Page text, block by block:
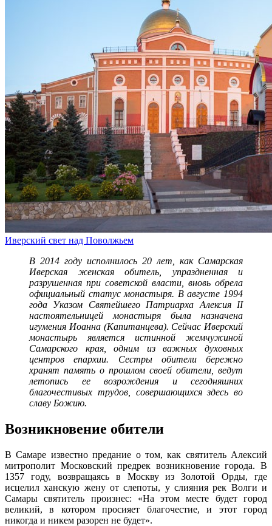
Иверский свет над Поволжьем
В 2014 году исполнилось 20 лет, как Самарская
Иверская женская обитель, упраздненная и
разрушенная при советской власти, вновь обрела
официальный статус монастыря. В августе 1994
года Указом Святейшего Патриарха Алексия II
настоятельницей монастыря была назначена
игумения Иоанна (Капитанцева). Сейчас Иверский
монастырь является истинной жемчужиной
Самарского края, одним из важных духовных
центров епархии. Сестры обители бережно
хранят память о прошлом своей обители, ведут
летопись ее возрождения и сегодняшних
благочестивых трудов, совершающихся здесь во
славу Божию.
Возникновение обители
В Самаре известно предание о том, как святитель Алексий
митрополит Московский предрек возникновение города. В
1357 году, возвращаясь в Москву из Золотой Орды, где
исцелил ханскую жену от слепоты, у слияния рек Волги и
Самары святитель произнес: «На этом месте будет город
великий, в котором просияет благочестие, и этот город
никогда и никем разорен не будет».